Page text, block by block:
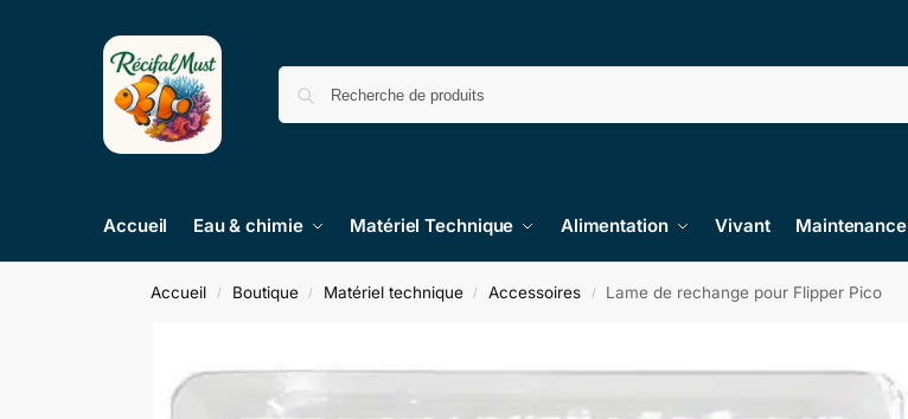
Accueil Eau & chimie Matériel Technique Alimentation Vivant Maintenance
Accueil / Boutique / Matériel technique / Accessoires / Lame de rechange pour Flipper Pico